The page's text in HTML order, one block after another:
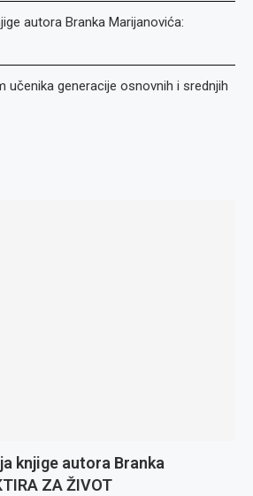
autora Branka Marijanovića:
učenika generacije osnovnih i srednjih
knjige autora Branka
ZA ŽIVOT